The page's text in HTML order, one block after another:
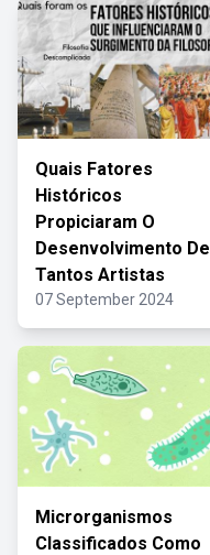
Quais Fatores
Históricos
Propiciaram O
Desenvolvimento De
Tantos Artistas
07 September 2024
Microrganismos
Classificados Como